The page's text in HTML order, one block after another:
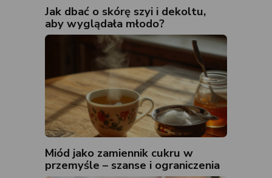
Jak dbać o skórę szyi i dekoltu,
aby wyglądała młodo?
Miód jako zamiennik cukru w
przemyśle – szanse i ograniczenia